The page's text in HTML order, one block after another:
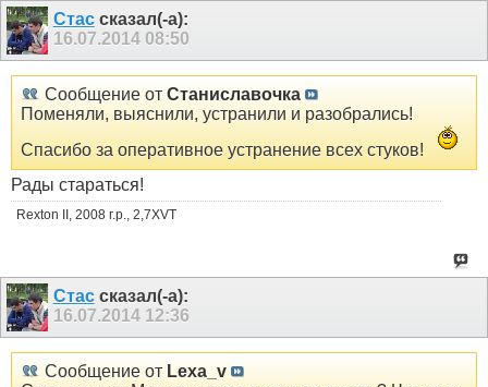
Стассказал(-а):
16.07.2014 08:50
Сообщение от Станиславочка
Поменяли, выяснили, устранили и разобрались!
Спасибо за оперативное устранение всех стуков!
Рады стараться!
Rexton II, 2008 г.р., 2,7XVT
Стассказал(-а):
16.07.2014 12:36
Сообщение от Lexa_v